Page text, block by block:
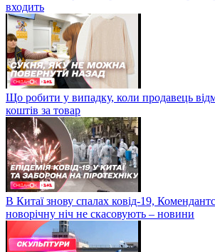
входить
Що робити у випадку, коли продавець
коштів за товар
В Китаї знову спалах ковід-19,
новорічну ніч не скасовують – новини